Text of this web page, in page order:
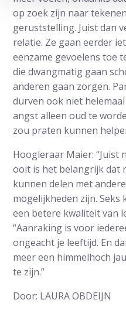
op zoek zijn naar
geruststelling. Juist dan
relatie. Ze gaan eerder
eenzame gevoelens toe
die dwangmatig gaan
anderen gaan zorgen.
durven ook niet
angst alleen oud te
zou praten kunnen
Hoogleraar Maier: “Juist
ooit is het belangrijk dat
kunnen delen met
mogelijkheden zijn.
een betere kwaliteit van
“Aanraking is voor
ongeacht je leeftijd. En
meer een himmelhoch
te zijn.”
Door: LAURA OBDEIJN